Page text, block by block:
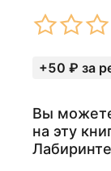
+50 ₽ за
Вы
на эту